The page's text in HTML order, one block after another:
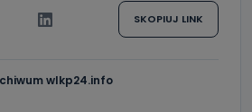
SKOPIUJ LINK
wlkp24.info